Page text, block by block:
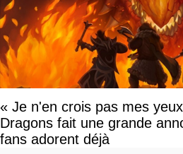
« Je n'en crois pas mes
Dragons fait une grande
fans adorent déjà